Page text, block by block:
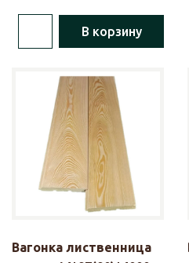
В корзину
Вагонка лиственница